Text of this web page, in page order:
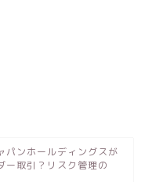
パンホールディングスが
ー取引？リスク管理の